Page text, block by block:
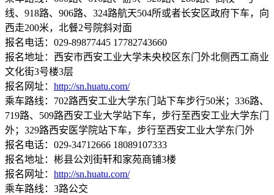
线、918路、906路、324路航天504所或者长安区政府下车，向
西走200米，北餐2号院斜对面
报名电话：029-89877445 17782743660
报名地址：西安市西安工业大学未央校区东门外北侧西工商业
文化街3号楼3层
报名网址： http://sn.huatu.com/
乘车路线：702路西安工业大学东门站下车步行50米；336路、
719路、509路西安工业大学站下车，步行至西安工业大学东门
外；329路西安医学院站下车，步行至西安工业大学东门外
报名电话：029-34712666 18089107333
报名地址：彬县公刘街轩和家苑商铺3楼
报名网址： http://sn.huatu.com/
乘车路线：3路公交